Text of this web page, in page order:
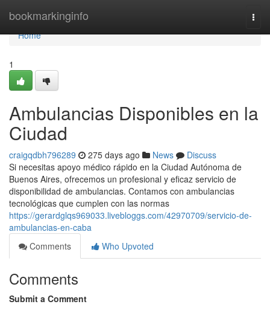
bookmarkinginfo
Home
Home
1
Ambulancias Disponibles en la
Ciudad
craigqdbh796289 275 days ago News
Discuss
Si necesitas apoyo médico rápido en la Ciudad Autónoma de
Buenos Aires, ofrecemos un profesional y eficaz servicio de
disponibilidad de ambulancias. Contamos con ambulancias
tecnológicas que cumplen con las normas
https://gerardglqs969033.livebloggs.com/42970709/servicio-de-
ambulancias-en-caba
Comments
Who Upvoted
Comments
Submit a Comment